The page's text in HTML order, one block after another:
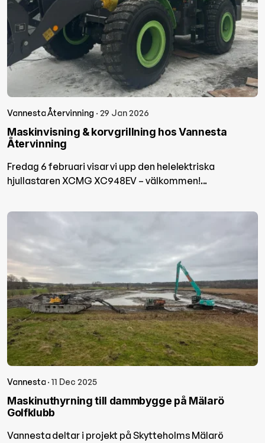
Vannesta Återvinning · 29 Jan 2026
Maskinvisning & korvgrillning hos Vannesta
Återvinning
Fredag 6 februari visar vi upp den helelektriska
hjullastaren XCMG XC948EV – välkommen!...
Vannesta · 11 Dec 2025
Maskinuthyrning till dammbygge på Mälarö
Golfklubb
Vannesta deltar i projekt på Skytteholms Mälarö